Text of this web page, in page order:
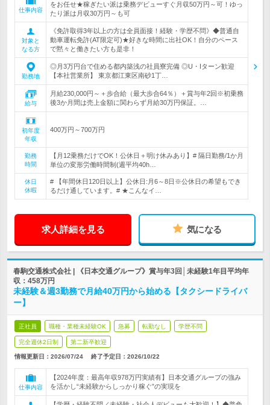
仕事内容
をお任せ★稼ぎたい派は乗務デビューすぐ月収50万円～可！ゆっ
たり派は月収30万円～も可
対象と
なる方
《免許取得3年以上の方は全員面接！経験・学歴不問》◆普通自
動車運転免許(AT限定可)★好きな時間に出社OK！自分のペース
で黙々と働きたい方も是非！
勤務地
◎月3万円台で住める都内築浅の社員寮完備 ◎U・Iターン歓迎
【本社営業所】 東京都江東区南砂1丁…
給与
月給230,000円～＋歩合給（最大歩合64％）＋賞与年2回※初乗務
後3か月間は売上金額に関わらず月給30万円保証。…
初年度
年収
400万円～700万円
勤務
時間
【月12乗務だけでOK！公休日＋明け休みあり】# 隔日勤務/1か月
単位の変形労働時間制(週平均40h…
休日
休暇
# 【年間休日120日以上】公休日:月6～8日※公休日の希望もでき
るだけ通しています。# ★こんなイ…
求人詳細を見る 気になる
春駒交通株式会社 | 《日本交通グループ》賞与年3回│未経験1年目平均年
収：458万円
未経験＆週3勤務で月給40万円から始める【タクシードライバ
ー】
正社員 職種・業種未経験OK 急募 転勤なし 学歴不問
完全週休2日制 第二新卒歓迎
情報更新日：2026/07/24 終了予定日： 2026/10/22
仕事内容
【2024年度：最高年収978万円実績有】日本交通グループの強み
を活かし“未経験からしっかり稼ぐ”の実現を